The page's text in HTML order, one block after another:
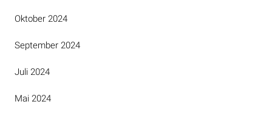
Oktober 2024
September 2024
Juli 2024
Mai 2024